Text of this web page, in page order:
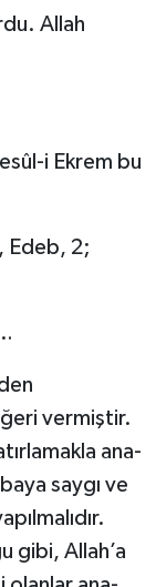
Allah
i Ekrem bu
Edeb, 2;
vermiştir.
ana-
saygı ve
gibi, Allah’a